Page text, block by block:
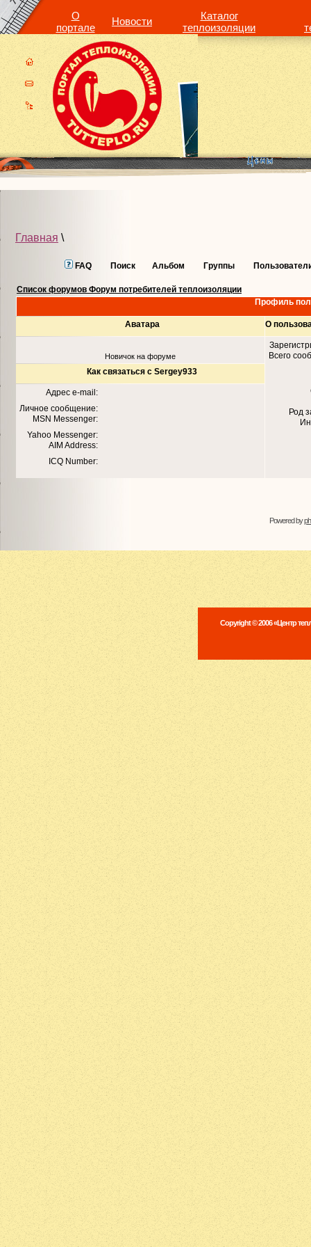
О
портале
Новости
Каталог
теплоизоляции
Главная \
FAQ Поиск Альбом Группы
Список форумов Форум потребителей теплоизоляции
Профиль
Аватара О
Новичок на форуме
Всего
Род
Как связаться с Sergey933
Адрес e-mail:
Личное сообщение:
MSN Messenger:
Yahoo Messenger:
AIM Address:
ICQ Number:
Powered by
Copyright © 2006 «Центр